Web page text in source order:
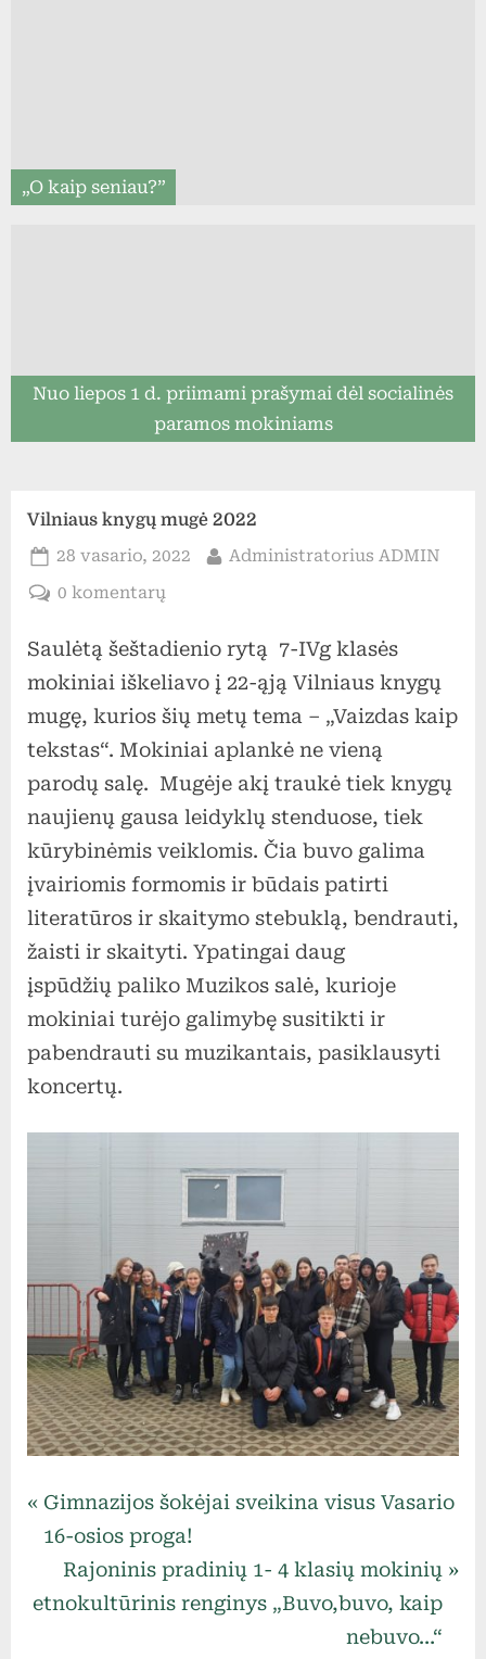
„O kaip seniau?”
Nuo liepos 1 d. priimami prašymai dėl socialinės
paramos mokiniams
Vilniaus knygų mugė 2022
Posted
on
28 vasario, 2022 By
Administratorius ADMIN
0 komentarųįraše
knygų
mugė
2022
Saulėtą šeštadienio rytą 7-IVg klasės
mokiniai iškeliavo į 22-ąją Vilniaus knygų
mugę, kurios šių metų tema – „Vaizdas kaip
tekstas“. Mokiniai aplankė ne vieną
parodų salę. Mugėje akį traukė tiek knygų
naujienų gausa leidyklų stenduose, tiek
kūrybinėmis veiklomis. Čia buvo galima
įvairiomis formomis ir būdais patirti
literatūros ir skaitymo stebuklą, bendrauti,
žaisti ir skaityti. Ypatingai daug
įspūdžių paliko Muzikos salė, kurioje
mokiniai turėjo galimybę susitikti ir
pabendrauti su muzikantais, pasiklausyti
koncertų.
Uncategorized
Navigacija
tarp
įrašų
P
r
v
Gimnazijos šokėjai sveikina visus Vasario
16-osios proga!
N
e
Rajoninis pradinių 1- 4 klasių mokinių
etnokultūrinis renginys „Buvo,buvo, kaip
nebuvo…“